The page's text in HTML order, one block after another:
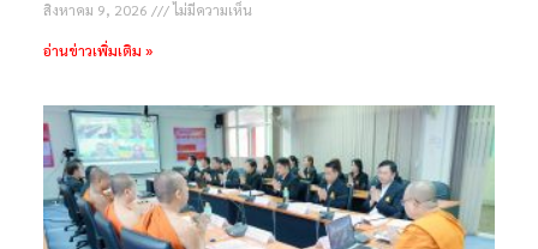
สิงหาคม 9, 2026 ไม่มีความเห็น
อ่านข่าวเพิ่มเติม »